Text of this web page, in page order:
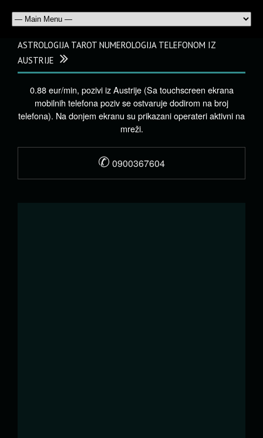
ASTROLOGIJA TAROT NUMEROLOGIJA TELEFONOM IZ
AUSTRIJE
0.88 eur/min, pozivi iz Austrije (Sa touchscreen ekrana
mobilnih telefona poziv se ostvaruje dodirom na broj
telefona). Na donjem ekranu su prikazani operateri aktivni na
mreži.
✆ 0900367604